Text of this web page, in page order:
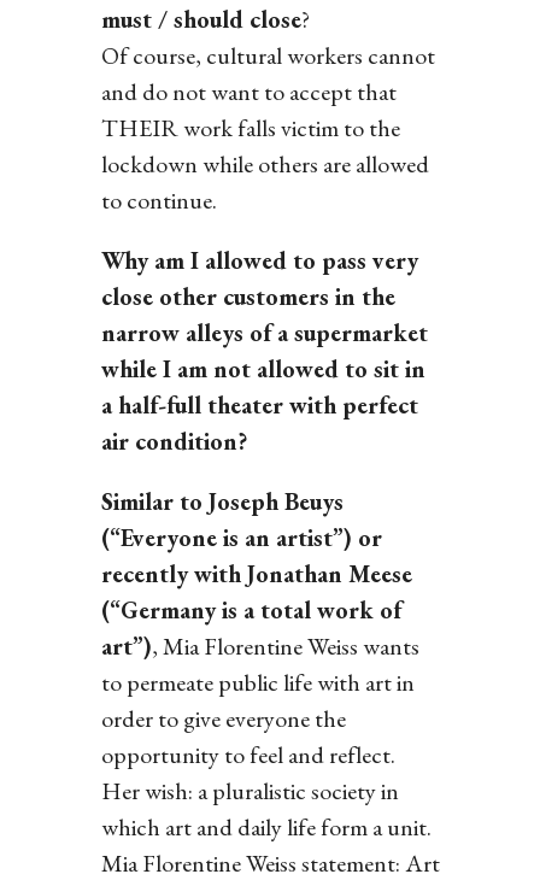
must / should close?
Of course, cultural workers cannot
and do not want to accept that
THEIR work falls victim to the
lockdown while others are allowed
to continue.
Why am I allowed to pass very
close other customers in the
narrow alleys of a supermarket
while I am not allowed to sit in
a half-full theater with perfect
air condition?
Similar to Joseph Beuys
(“Everyone is an artist”) or
recently with Jonathan Meese
(“Germany is a total work of
art”), Mia Florentine Weiss wants
to permeate public life with art in
order to give everyone the
opportunity to feel and reflect.
Her wish: a pluralistic society in
which art and daily life form a unit.
Mia Florentine Weiss statement: Art